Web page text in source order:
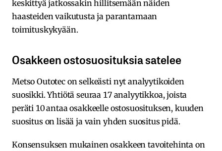
keskittyä jatkossakin hillitsemään näiden
haasteiden vaikutusta ja parantamaan
toimituskykyään.
Osakkeen ostosuosituksia satelee
Metso Outotec on selkeästi nyt analyytikoiden
suosikki. Yhtiötä seuraa 17 analyytikkoa, joista
peräti 10 antaa osakkeelle ostosuosituksen, kuuden
suositus on lisää ja vain yhden suositus pidä.
Konsensuksen mukainen osakkeen tavoitehinta on